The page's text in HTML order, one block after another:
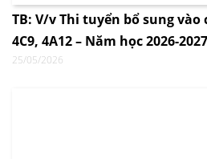
TB: V/v Thi tuyển bổ sung vào
4C9, 4A12 – Năm học 2026-2027
25/05/2026